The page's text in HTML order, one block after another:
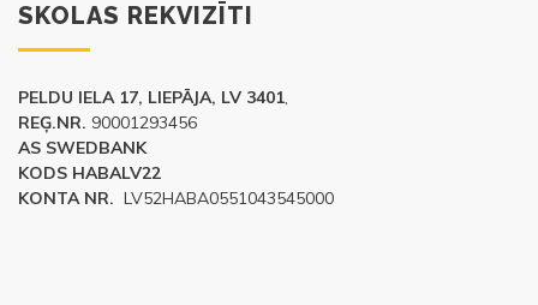
SKOLAS REKVIZĪTI
PELDU IELA 17, LIEPĀJA, LV 3401,
REĢ.NR. 90001293456
AS SWEDBANK
KODS HABALV22
KONTA NR. LV52HABA0551043545000